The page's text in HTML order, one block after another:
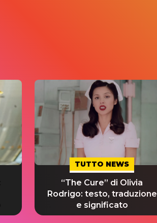
TUTTO NEWS
“The Cure” di Olivia
Rodrigo: testo, traduzione
e significato